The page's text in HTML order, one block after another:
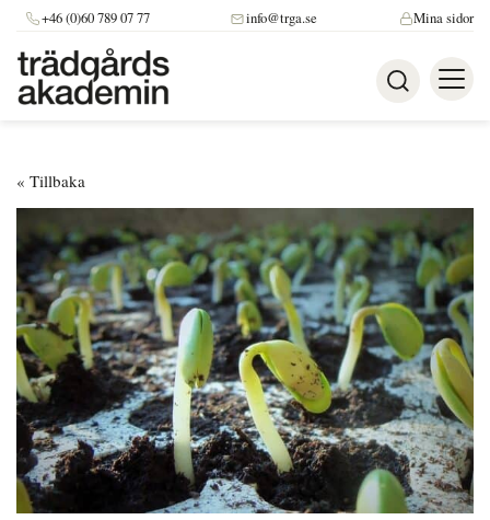
+46 (0)60 789 07 77 info@trga.se Mina sidor